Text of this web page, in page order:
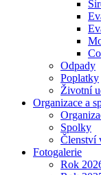
Odpady
Poplatky
Životní
Organizace a
Spolky
Členství
Fotogalerie
Rok